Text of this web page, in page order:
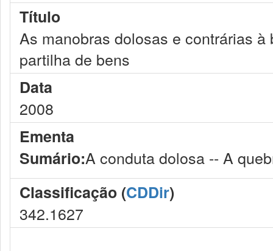
Título
As manobras dolosas e contrárias
partilha de bens
Data
2008
Ementa
Sumário:A conduta dolosa -- A
Classificação (CDDir)
342.1627